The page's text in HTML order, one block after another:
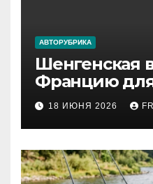
АВТОРУБРИКА
Шенгенская
Францию
2026 году:
и список
документов
18 ИЮНЯ 2026